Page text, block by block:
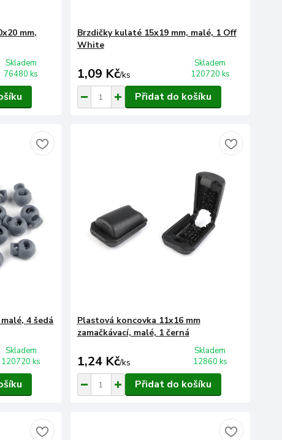
mm,
Skladem
76480 ks
Brzdičky kulaté 15x19 mm, malé, 1 Off
White
1,09 Kč/ks
Skladem
120720 ks
Přidat do košíku
4 šedá
Skladem
120720 ks
Plastová koncovka 11x16 mm
zamačkávací, malé, 1 černá
1,24 Kč/ks
Skladem
12860 ks
Přidat do košíku